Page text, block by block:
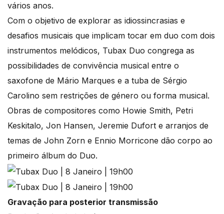
vários anos.
Com o objetivo de explorar as idiossincrasias e
desafios musicais que implicam tocar em duo com dois
instrumentos melódicos, Tubax Duo congrega as
possibilidades de convivência musical entre o
saxofone de Mário Marques e a tuba de Sérgio
Carolino sem restrições de género ou forma musical.
Obras de compositores como Howie Smith, Petri
Keskitalo, Jon Hansen, Jeremie Dufort e arranjos de
temas de John Zorn e Ennio Morricone dão corpo ao
primeiro álbum do Duo.
Gravação para posterior transmissão